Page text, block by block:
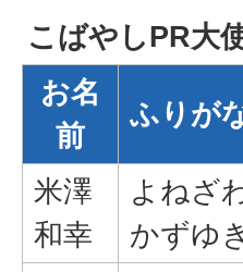
こばやしPR大
お名
前
ふりが
米澤
和幸
よねざ
かずゆき